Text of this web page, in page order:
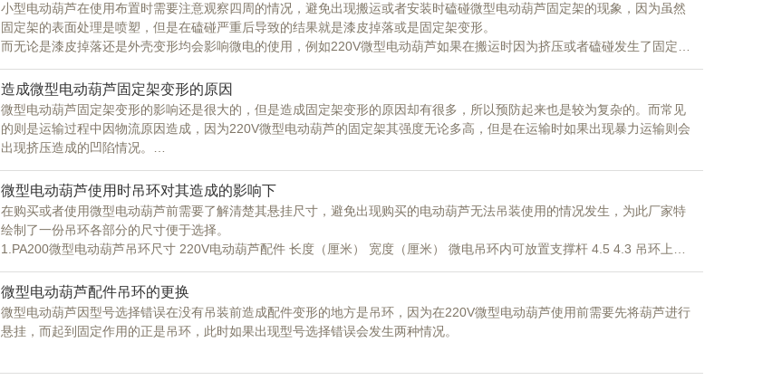
小型电动葫芦在使用布置时需要注意观察四周的情况，避免出现搬运或者安装时磕碰微型电动葫芦固定架的现象，因为虽然
固定架的表面处理是喷塑，但是在磕碰严重后导致的结果就是漆皮掉落或是固定架变形。
而无论是漆皮掉落还是外壳变形均会影响微电的使用，例如220V微型电动葫芦如果在搬运时因为挤压或者磕碰发生了固定架
响，轻微时会
造成微型电动葫芦固定架变形的原因
微型电动葫芦固定架变形的影响还是很大的，但是造成固定架变形的原因却有很多，所以预防起来也是较为复杂的。而常见
的则是运输过程中因物流原因造成，因为220V微型电动葫芦的固定架其强度无论多高，但是在运输时如果出现暴力运输则会
出现挤压造成的凹陷情况。
葫芦包装内固定方式及外包装样式很重要，因为数据显示因运输造成的小
微型电动葫芦使用时吊环对其造成的影响下
在购买或者使用微型电动葫芦前需要了解清楚其悬挂尺寸，避免出现购买的电动葫芦无法吊装使用的情况发生，为此厂家特
绘制了一份吊环各部分的尺寸便于选择。
1.PA200微型电动葫芦吊环尺寸 220V电动葫芦配件 长度（厘米） 宽度（厘米） 微电吊环内可放置支撑杆 4.5 4.3 吊环上固
微型电动葫芦配件吊环的更换
微型电动葫芦因型号选择错误在没有吊装前造成配件变形的地方是吊环，因为在220V微型电动葫芦使用前需要先将葫芦进行
悬挂，而起到固定作用的正是吊环，此时如果出现型号选择错误会发生两种情况。